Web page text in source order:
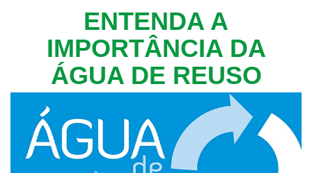
ENTENDA A
IMPORTÂNCIA DA
ÁGUA DE REUSO